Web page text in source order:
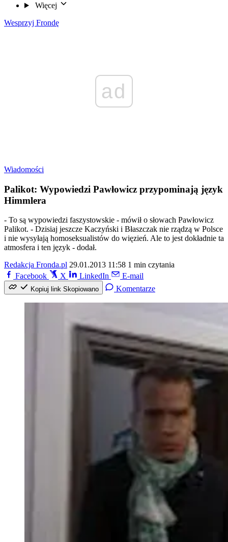
Więcej
Wesprzyj Frondę
ad
Wiadomości
Palikot: Wypowiedzi Pawłowicz przypominają język
Himmlera
- To są wypowiedzi faszystowskie - mówił o słowach Pawłowicz
Palikot. - Dzisiaj jeszcze Kaczyński i Błaszczak nie rządzą w Polsce
i nie wysyłają homoseksualistów do więzień. Ale to jest dokładnie ta
atmosfera i ten język - dodał.
Redakcja Fronda.pl 29.01.2013 11:58 1 min czytania
Facebook
X LinkedIn E-mail
Kopiuj link Skopiowano Komentarze